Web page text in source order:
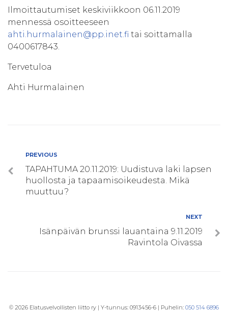
Ilmoittautumiset keskiviikkoon 06.11.2019
mennessä osoitteeseen
ahti.hurmalainen@pp.inet.fi tai soittamalla
0400617843.
Tervetuloa
Ahti Hurmalainen
Artikkelien
selaus
Previous
PREVIOUS
TAPAHTUMA 20.11.2019: Uudistuva laki lapsen
huollosta ja tapaamisoikeudesta. Mikä
muuttuu?
NEXT
Isänpäivän brunssi lauantaina 9.11.2019
Ravintola Oivassa
© 2026 Elatusvelvollisten liitto ry | Y-tunnus: 0913456-6 | Puhelin: 050 514 6896